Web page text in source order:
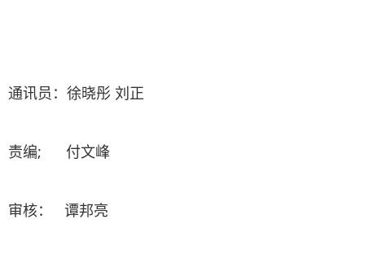
通讯员：徐晓彤 刘正
责编; 付文峰
审核： 谭邦亮